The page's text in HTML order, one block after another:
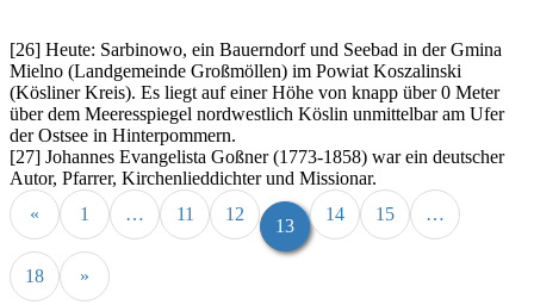
[26] Heute: Sarbinowo, ein Bauerndorf und Seebad in der Gmina
Mielno (Landgemeinde Großmöllen) im Powiat Koszalinski
(Kösliner Kreis). Es liegt auf einer Höhe von knapp über 0 Meter
über dem Meeresspiegel nordwestlich Köslin unmittelbar am Ufer
der Ostsee in Hinterpommern.
[27] Johannes Evangelista Goßner (1773-1858) war ein deutscher
Autor, Pfarrer, Kirchenlieddichter und Missionar.
«
1 … 11 12
13
14 15 …
18
»